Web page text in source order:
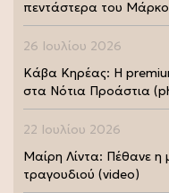
πεντάστερα του
26 Ιουλίου 2026
Κάβα Κηρέας: Η
στα Νότια Προάστια
22 Ιουλίου 2026
Μαίρη Λίντα: Πέθανε η
τραγουδιού (video)